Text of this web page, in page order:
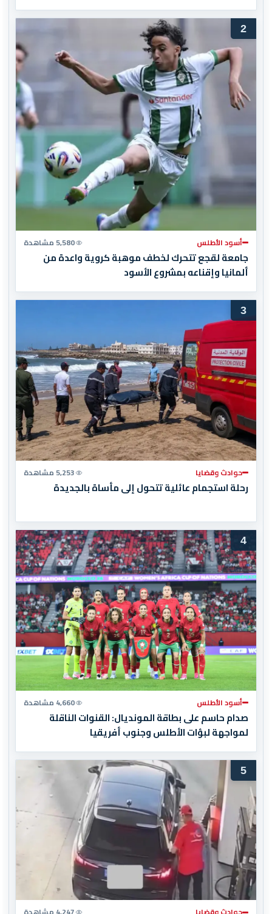
2
أسود الأطلس 5,580 مشاهدة
جامعة لقجع تتحرك لخطف موهبة كروية واعدة من
ألمانيا وإقناعه بمشروع الأسود
3
حوادث وقضايا 5,253 مشاهدة
رحلة استجمام عائلية تتحول إلى مأساة بالجديدة
4
أسود الأطلس 4,660 مشاهدة
صدام حاسم على بطاقة المونديال: القنوات الناقلة
لمواجهة لبؤات الأطلس وجنوب أفريقيا
5